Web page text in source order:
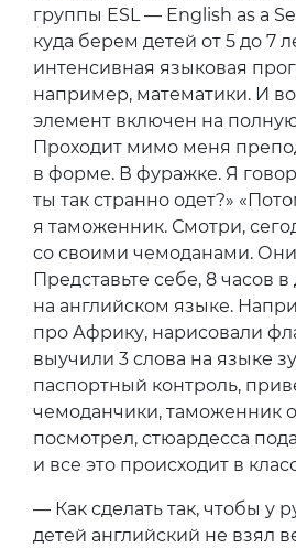
группы ESL — English as a
куда берем детей от 5 до 7
интенсивная языковая
например, математики. И
элемент включен на
Проходит мимо меня
в форме. В фуражке. Я
ты так странно одет?»
я таможенник. Смотри,
со своими чемоданами. Они
Представьте себе, 8 часов
на английском языке.
про Африку, нарисовали
выучили 3 слова на языке
паспортный контроль,
чемоданчики, таможенник
посмотрел, стюардесса
и все это происходит в
— Как сделать так, чтобы у
детей английский не взял